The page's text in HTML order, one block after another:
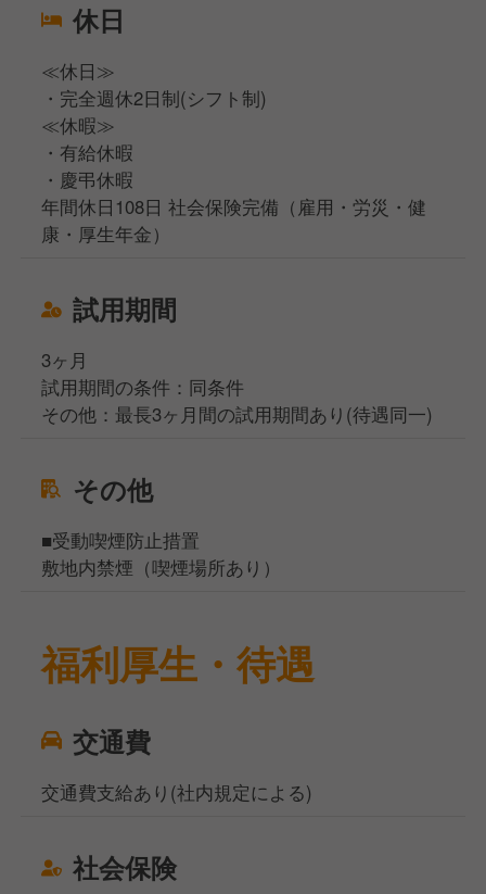
休日
≪休日≫
・完全週休2日制(シフト制)
≪休暇≫
・有給休暇
・慶弔休暇
年間休日108日 社会保険完備（雇用・労災・健
康・厚生年金）
試用期間
3ヶ月
試用期間の条件：同条件
その他：最長3ヶ月間の試用期間あり(待遇同一)
その他
■受動喫煙防止措置
敷地内禁煙（喫煙場所あり）
福利厚生・待遇
交通費
交通費支給あり(社内規定による)
社会保険